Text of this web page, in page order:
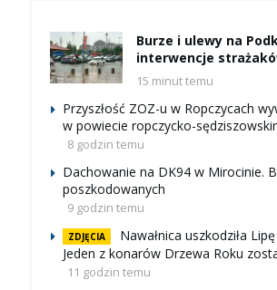
Burze i ulewy na
interwencje
15 minut temu
Przyszłość ZOZ-u w Ropczycach
w powiecie ropczycko-
8 godzin temu
Dachowanie na DK94 w Mirocinie.
poszkodowanych
9 godzin temu
ZDJĘCIA
Nawałnica uszkodziła
Jeden z konarów Drzewa Roku
11 godzin temu